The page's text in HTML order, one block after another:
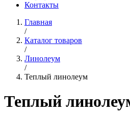
Контакты
Главная
/
Каталог товаров
/
Линолеум
/
Теплый линолеум
Теплый